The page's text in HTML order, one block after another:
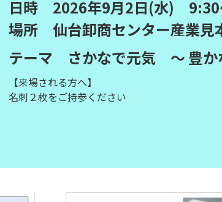
日時 2026年9月2日(水) 9:30
場所 仙台卸商センター産業見
テーマ さかなで元気 ～ 豊か
【来場される方へ】
名刺２枚をご持参ください